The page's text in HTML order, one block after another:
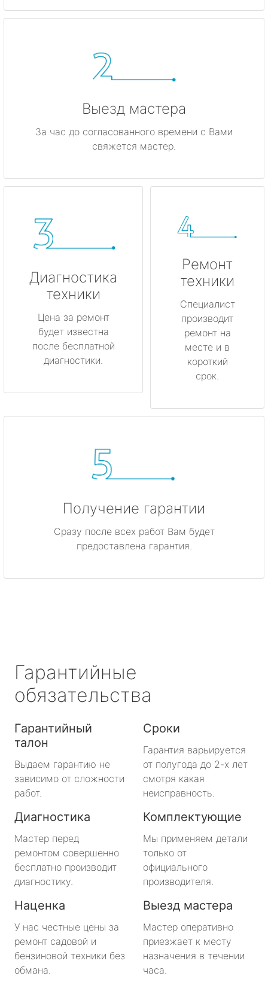
Выезд мастера
За час до согласованного времени с Вами
свяжется мастер.
Диагностика
техники
Цена за ремонт
будет известна
после бесплатной
диагностики.
Ремонт
техники
Специалист
производит
ремонт на
месте и в
короткий
срок.
Получение гарантии
Сразу после всех работ Вам будет
предоставлена гарантия.
Гарантийные
обязательства
Гарантийный
талон
Выдаем гарантию не
зависимо от сложности
работ.
Сроки
Гарантия варьируется
от полугода до 2-х лет
смотря какая
неисправность.
Диагностика
Мастер перед
ремонтом совершенно
бесплатно производит
диагностику.
Комплектующие
Мы применяем детали
только от
официального
производителя.
Наценка
У нас честные цены за
ремонт садовой и
бензиновой техники без
обмана.
Выезд мастера
Мастер оперативно
приезжает к месту
назначения в течении
часа.